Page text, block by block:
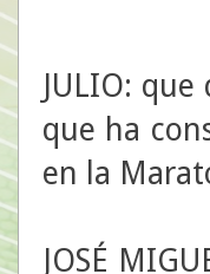
JULIO:
que ha
en la
JOSÉ